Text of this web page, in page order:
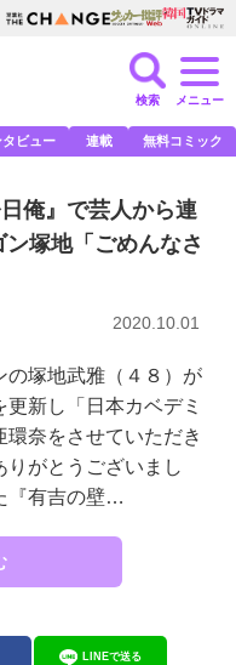
検索 メニュー
タビュー 連載 無料コミック
俺』で芸人から連
塚地「ごめんなさ
2020.10.01
の塚地武雅（４８）が
新し「日本カベデミ
奈をさせていただき
がとうございまし
『有吉の壁…
LINEで送る